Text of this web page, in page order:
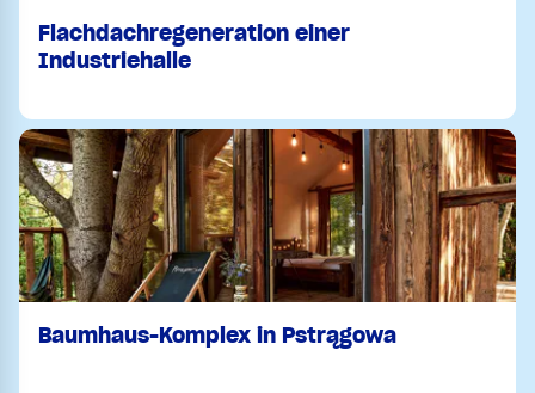
Flachdachregeneration einer
Industriehalle
Baumhaus-Komplex in Pstrągowa